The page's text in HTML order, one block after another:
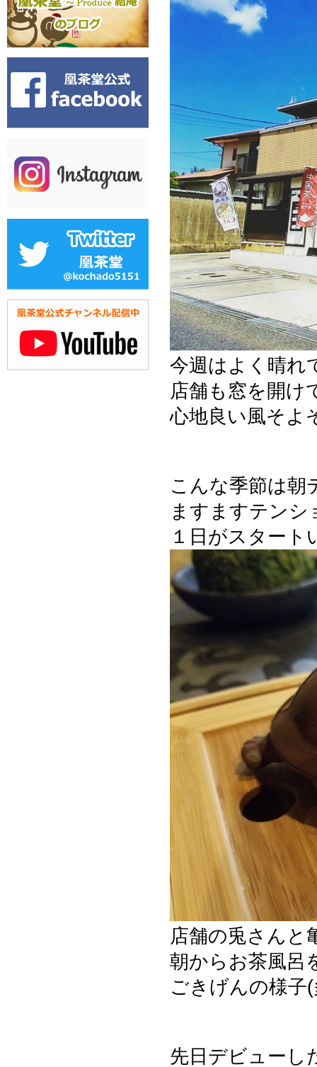
今週はよく晴れ
店舗も窓を開け
心地良い風そよ
こんな季節は朝
ますますテンシ
１日がスタート
店舗の兎さんと
朝からお茶風呂
ごきげんの様
先日デビューし